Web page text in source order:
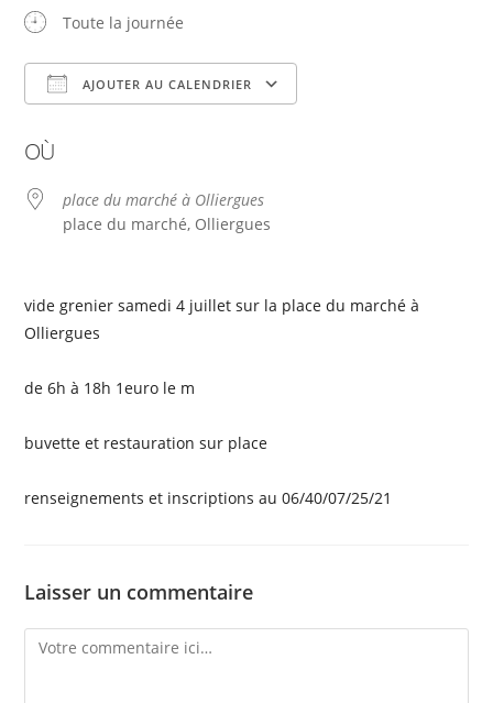
Toute la journée
AJOUTER AU CALENDRIER
OÙ
place du marché à Olliergues
place du marché, Olliergues
vide grenier samedi 4 juillet sur la place du marché à
Olliergues
de 6h à 18h 1euro le m
buvette et restauration sur place
renseignements et inscriptions au 06/40/07/25/21
Laisser un commentaire